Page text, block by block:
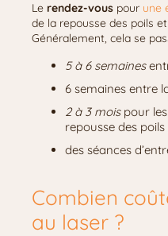
Le rendez-vous pour une
de la repousse des poils
Généralement, cela se
5 à 6 semaines
6 semaines entre
2 à 3 moispour les
repousse des poils
des séances
Combien
au laser ?